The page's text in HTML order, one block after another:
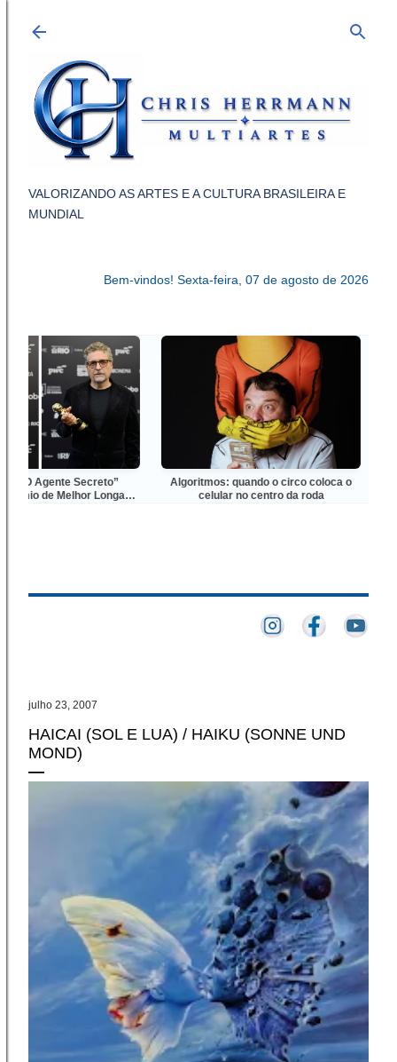
VALORIZANDO AS ARTES E A CULTURA BRASILEIRA E
MUNDIAL
Bem-vindos! Sexta-feira, 07 de agosto de 2026
Agente Secreto”
de Melhor Longa-
Algoritmos: quando o circo coloca o
celular no centro da roda
julho 23, 2007
HAICAI (SOL E LUA) / HAIKU (SONNE UND
MOND)